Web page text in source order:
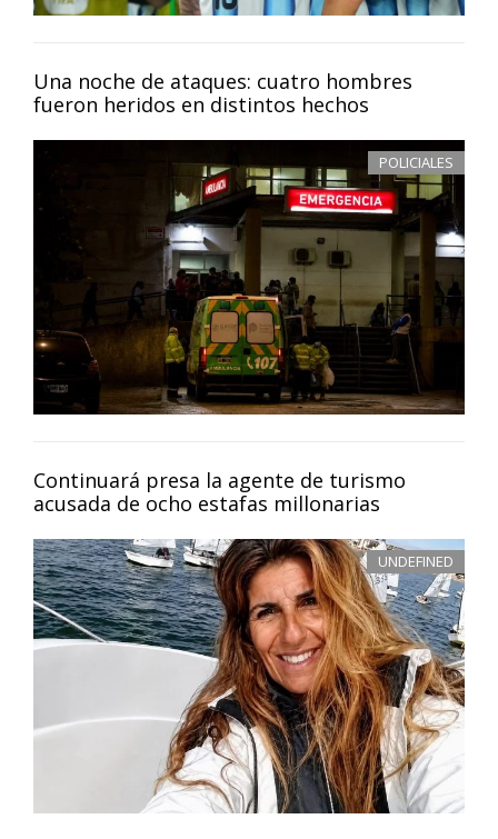
Una noche de ataques: cuatro hombres
fueron heridos en distintos hechos
POLICIALES
Continuará presa la agente de turismo
acusada de ocho estafas millonarias
UNDEFINED